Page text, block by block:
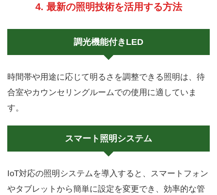
4. 最新の照明技術を活用する方法
調光機能付きLED
時間帯や用途に応じて明るさを調整できる照明は、待
合室やカウンセリングルームでの使用に適していま
す。
スマート照明システム
IoT対応の照明システムを導入すると、スマートフォン
やタブレットから簡単に設定を変更でき、効率的な管